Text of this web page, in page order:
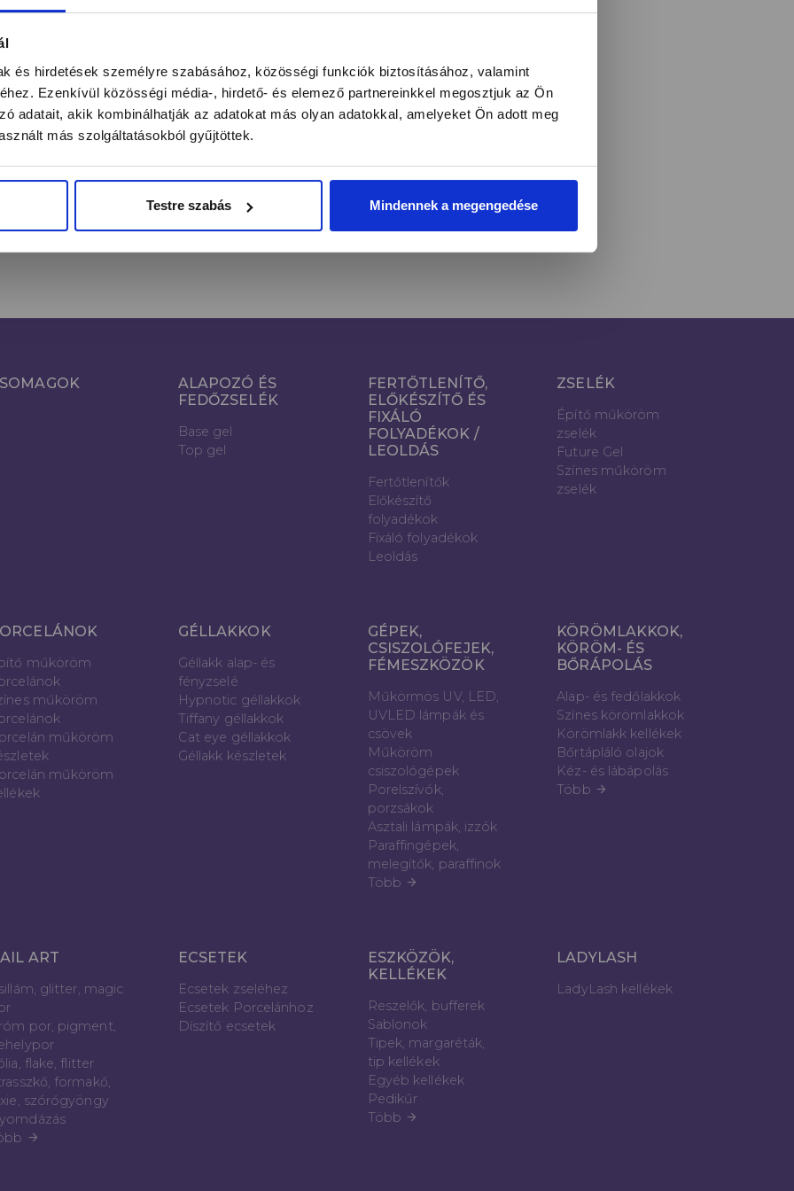
és hirdetések személyre szabásához, közösségi funkciók biztosításához, valamint
Ezenkívül közösségi média-, hirdető- és elemező partnereinkkel megosztjuk az Ön
adatait, akik kombinálhatják az adatokat más olyan adatokkal, amelyeket Ön adott meg
más szolgáltatásokból gyűjtöttek.
Testre szabás Mindennek a megengedése
alatt a legújabb körmös hírekről, kedvezményekről és újdonságokról!
Email cím* FELIRATKOZOM
Kijelentem, hogy a hozzájárulásomat önkéntesen, az Adatkezelési
szerinti megfelelő tájékoztatás birtokában teszem
ALAPOZÓ ÉS
FEDŐZSELÉK
Base gel
Top gel
FERTŐTLENÍTŐ,
ELŐKÉSZÍTŐ ÉS
FIXÁLÓ
FOLYADÉKOK /
LEOLDÁS
Fertőtlenítők
Előkészítő
folyadékok
Fixáló folyadékok
Leoldás
ZSELÉK
Építő műköröm
zselék
Future Gel
Színes műköröm
zselék
műköröm
műköröm
műköröm
műköröm
GÉLLAKKOK
Géllakk alap- és
fényzselé
Hypnotic géllakkok
Tiffany géllakkok
Cat eye géllakkok
Géllakk készletek
GÉPEK,
CSISZOLÓFEJEK,
FÉMESZKÖZÖK
Műkörmös UV, LED,
UVLED lámpák és
csövek
Műköröm
csiszológépek
Porelszívók,
porzsákok
Asztali lámpák, izzók
Paraffingépek,
melegítők, paraffinok
Több arrow_forward
KÖRÖMLAKKOK,
KÖRÖM- ÉS
BŐRÁPOLÁS
Alap- és fedőlakkok
Színes körömlakkok
Körömlakk kellékek
Bőrtápláló olajok
Kéz- és lábápolás
Több arrow_forward
ART
glitter, magic
por, pigment,
flake, flitter
formakő,
szórógyöngy
arrow_forward
ECSETEK
Ecsetek zseléhez
Ecsetek Porcelánhoz
Díszítő ecsetek
ESZKÖZÖK,
KELLÉKEK
Reszelők, bufferek
Sablonok
Tipek, margaréták,
tip kellékek
Egyéb kellékek
Pedikűr
Több arrow_forward
LADYLASH
LadyLash kellékek